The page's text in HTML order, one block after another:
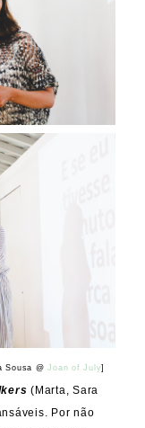
Sousa @ Joan of July]
(Marta, Sara
Por não